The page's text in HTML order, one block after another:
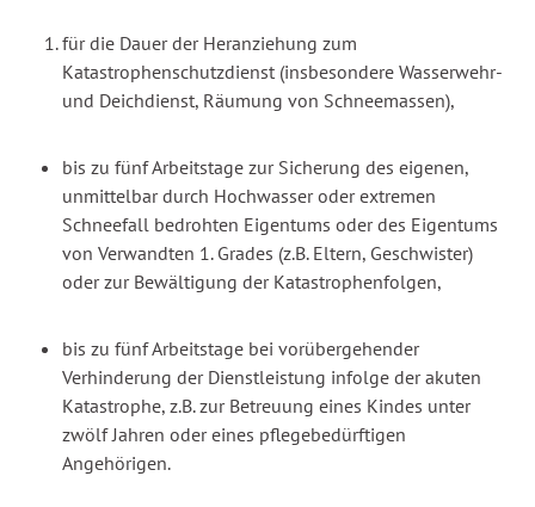
für die Dauer der Heranziehung zum
Katastrophenschutzdienst (insbesondere Wasserwehr-
und Deichdienst, Räumung von Schneemassen),
bis zu fünf Arbeitstage zur Sicherung des eigenen,
unmittelbar durch Hochwasser oder extremen
Schneefall bedrohten Eigentums oder des Eigentums
von Verwandten 1. Grades (z.B. Eltern, Geschwister)
oder zur Bewältigung der Katastrophenfolgen,
bis zu fünf Arbeitstage bei vorübergehender
Verhinderung der Dienstleistung infolge der akuten
Katastrophe, z.B. zur Betreuung eines Kindes unter
zwölf Jahren oder eines pflegebedürftigen
Angehörigen.